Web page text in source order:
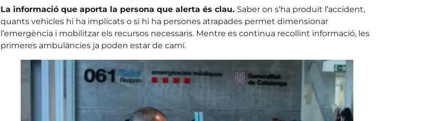
La informació que aporta la persona que alerta és clau. Saber on s’ha produït l’accident,
quants vehicles hi ha implicats o si hi ha persones atrapades permet dimensionar
l’emergència i mobilitzar els recursos necessaris. Mentre es continua recollint informació, les
primeres ambulàncies ja poden estar de camí.